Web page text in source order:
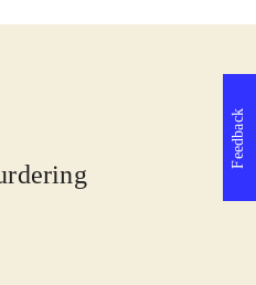
Feedback